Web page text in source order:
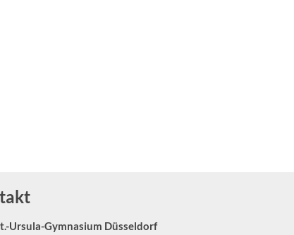
Ursula-Gymnasium Düsseldorf